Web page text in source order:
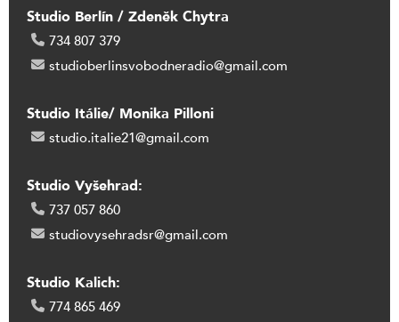
Studio Berlín / Zdeněk Chytra
734 807 379
studioberlinsvobodneradio@gmail.com
Studio Itálie/ Monika Pilloni
studio.italie21@gmail.com
Studio Vyšehrad:
737 057 860
studiovysehradsr@gmail.com
Studio Kalich:
774 865 469